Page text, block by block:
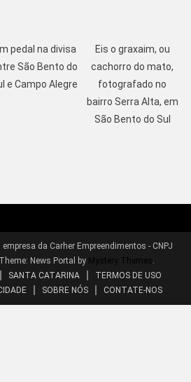
pedal na divisa
São Bento do
e Campo Alegre
Eis o graxaim, ou
cachorro do mato,
fotografado no
bairro Serra Alta, em
São Bento do Sul
da Carher Empreendimentos - CNPJ
Theme: News Portal by Mystery Themes
SANTA CATARINA
TERMOS DE USO
SOBRE NÓS CONTATE-NOS